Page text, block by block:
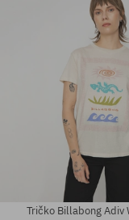
Tričko Billabong Adiv